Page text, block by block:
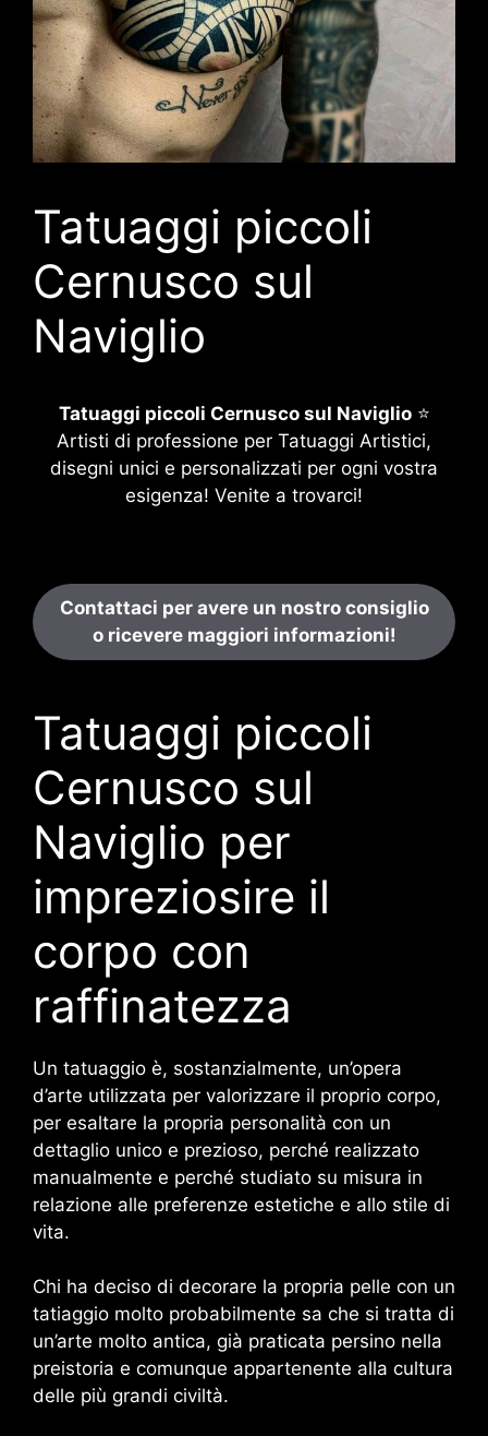
Tatuaggi piccoli
Cernusco sul
Naviglio
Tatuaggi piccoli Cernusco sul Naviglio⭐
Artisti di professione per Tatuaggi Artistici,
disegni unici e personalizzati per ogni vostra
esigenza! Venite a trovarci!
Contattaci per avere un nostro consiglio
o ricevere maggiori informazioni!
Tatuaggi piccoli
Cernusco sul
Naviglio per
impreziosire il
corpo con
raffinatezza
Un tatuaggio è, sostanzialmente, un’opera
d’arte utilizzata per valorizzare il proprio corpo,
per esaltare la propria personalità con un
dettaglio unico e prezioso, perché realizzato
manualmente e perché studiato su misura in
relazione alle preferenze estetiche e allo stile di
vita.
Chi ha deciso di decorare la propria pelle con un
tatiaggio molto probabilmente sa che si tratta di
un’arte molto antica, già praticata persino nella
preistoria e comunque appartenente alla cultura
delle più grandi civiltà.